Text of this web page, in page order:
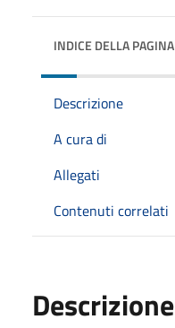
INDICE DELLA PAGINA
Descrizione
A cura di
Allegati
Contenuti correlati
Descrizione